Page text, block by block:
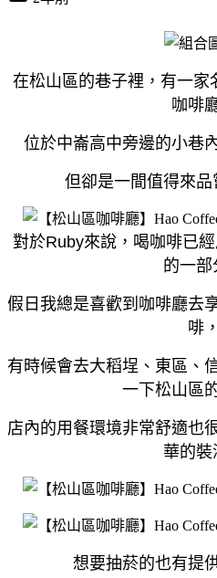
在松山區的巷子裡，有一家
咖啡
位於中崙高中旁邊的小巷
但卻是一間值得來品
對於Ruby來說，喝咖啡已
的一部
假日我總是喜歡到咖啡廳去
啡，
有時候會去大稻埕、東區、
一下松山區
店內的用餐環境非常舒適也
華的裝
想要抽菸的也有提